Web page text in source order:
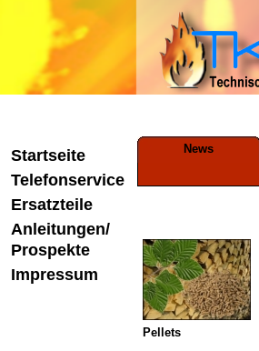
Startseite
Telefonservice
Ersatzteile
Anleitungen/
Prospekte
Impressum
News
Pellets